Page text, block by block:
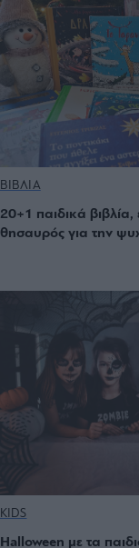
ΒΙΒΛΙΑ
20+1 παιδικά
θησαυρός για την
KIDS
Halloween με τα